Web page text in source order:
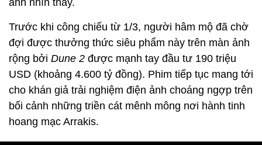
anh nhìn thấy.
Trước khi công chiếu từ 1/3, người hâm mộ đã chờ
đợi được thưởng thức siêu phẩm này trên màn ảnh
rộng bởi Dune 2 được mạnh tay đầu tư 190 triệu
USD (khoảng 4.600 tỷ đồng). Phim tiếp tục mang tới
cho khán giả trải nghiệm điện ảnh choáng ngợp trên
bối cảnh những triền cát mênh mông nơi hành tinh
hoang mạc Arrakis.